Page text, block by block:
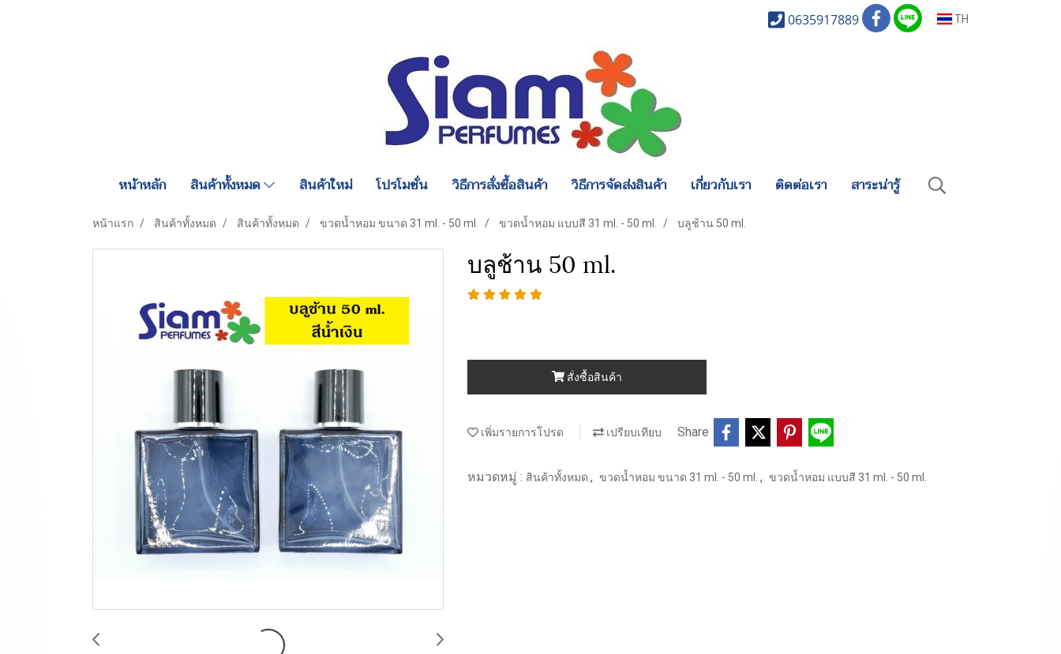
0635917889 TH
หน้าหลัก สินค้าทั้งหมด สินค้าใหม่ โปรโมชั่น วิธีการสั่งซื้อสินค้า วิธีการจัดส่งสินค้า เกี่ยวกับเรา ติดต่อเรา สาระน่ารู้
หน้าแรก สินค้าทั้งหมด สินค้าทั้งหมด ขวดน้ำหอม ขนาด 31 ml. - 50 ml. ขวดน้ำหอม แบบสี 31 ml. - 50 ml. บลูช้าน 50 ml.
บลูช้าน 50 ml.
สั่งซื้อสินค้า
เพิ่มรายการโปรด เปรียบเทียบ Share
หมวดหมู่ : สินค้าทั้งหมด , ขวดน้ำหอม ขนาด 31 ml. - 50 ml. , ขวดน้ำหอม แบบสี 31 ml. - 50 ml.